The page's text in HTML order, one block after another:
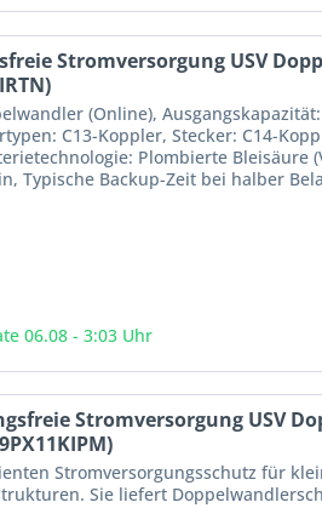
Stromversorgung USV
(Online),
C13-Koppler, Stecker: C14-
Plombierte Bleisäure
Typische Backup-Zeit bei halber
06.08 - 3:03 Uhr
Stromversorgung USV
Stromversorgungsschutz für
Sie liefert